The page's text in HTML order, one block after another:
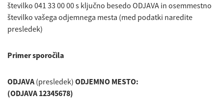
številko 041 33 00 00 s ključno besedo ODJAVA in osemmestno
številko vašega odjemnega mesta (med podatki naredite
presledek)
Primer sporočila
ODJAVA(presledek) ODJEMNO MESTO:
(ODJAVA 12345678)